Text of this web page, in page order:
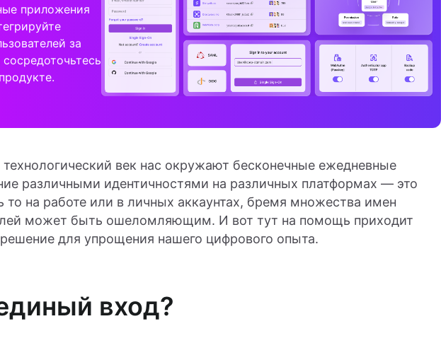
приложения
за
век нас окружают бесконечные ежедневные
различными идентичностями на различных платформах — это
на работе или в личных аккаунтах, бремя множества имен
может быть ошеломляющим. И вот тут на помощь приходит
для упрощения нашего цифрового опыта.
вход?